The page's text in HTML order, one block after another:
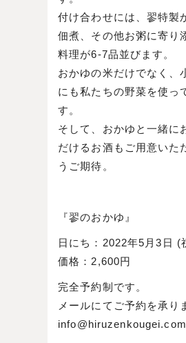
付け合わせには、翏特製
佃煮、その他お粥に寄り
料理が6-7品並びます。
おかゆの米だけでなく、
にも私たちの野菜を使っ
す。
そして、おかゆと一緒に
だけるお酒もご用意いた
うご期待。
『翏のおかゆ』
日にち：2022年5月3日 (
価格：2,600円
完全予約制です。
メールにてご予約を承り
info@hiruzenkougei.com